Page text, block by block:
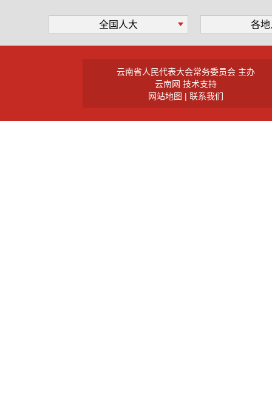
全国人大 各
云南省人民代表大会常务委员会 主办
云南网 技术支持
网站地图 | 联系我们